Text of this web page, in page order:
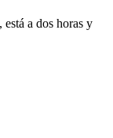
a dos horas y